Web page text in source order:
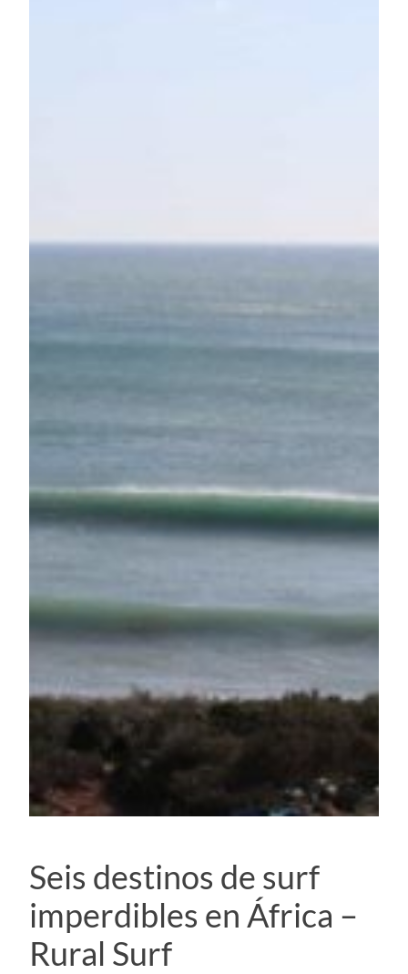
Seis destinos de surf
imperdibles en África –
Rural Surf